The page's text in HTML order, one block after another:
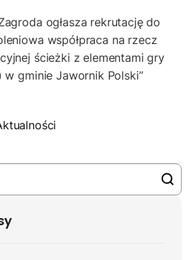
ogłasza rekrutację do
współpraca na rzecz
ścieżki z elementami gry
gminie Jawornik Polski”